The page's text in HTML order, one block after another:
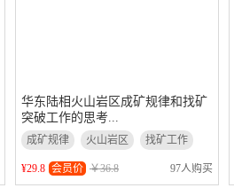
华东陆相火山岩区成矿规律和找矿
突破工作的思考...
成矿规律 火山岩区 找矿工作
¥29.8 会员价 ￥36.8 97人购买